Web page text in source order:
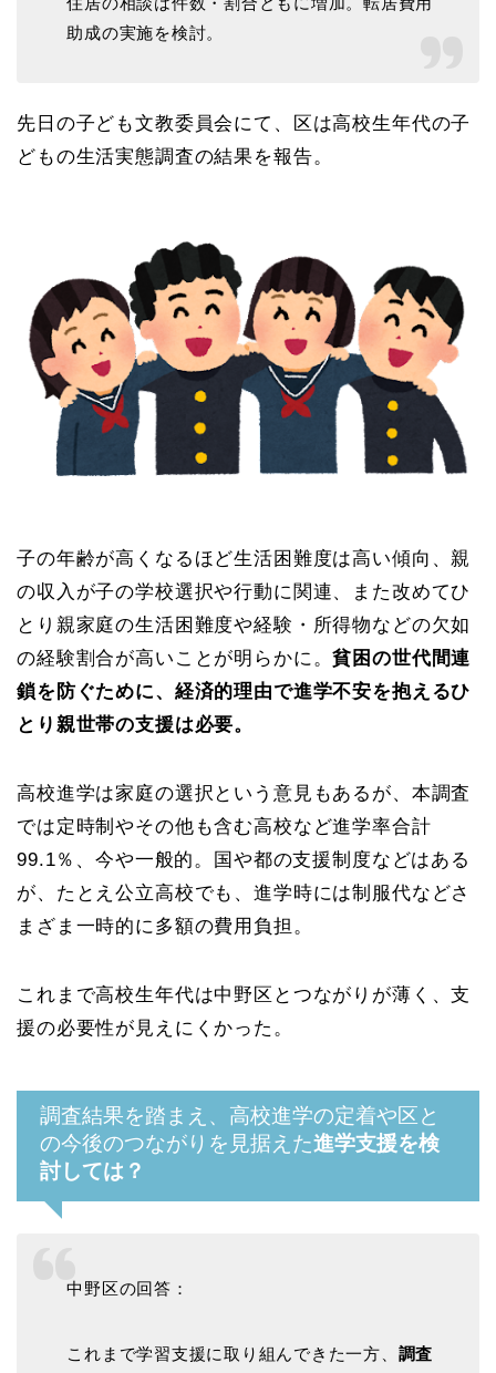
助成の実施を検討。
先日の子ども文教委員会にて、区は高校生年代の子
どもの生活実態調査の結果を報告。
子の年齢が高くなるほど生活困難度は高い傾向、親
の収入が子の学校選択や行動に関連、また改めてひ
とり親家庭の生活困難度や経験・所得物などの欠如
の経験割合が高いことが明らかに。貧困の世代間連
鎖を防ぐために、経済的理由で進学不安を抱えるひ
とり親世帯の支援は必要。
高校進学は家庭の選択という意見もあるが、本調査
では定時制やその他も含む高校など進学率合計
99.1％、今や一般的。国や都の支援制度などはある
が、たとえ公立高校でも、進学時には制服代などさ
まざま一時的に多額の費用負担。
これまで高校生年代は中野区とつながりが薄く、支
援の必要性が見えにくかった。
調査結果を踏まえ、高校進学の定着や区と
の今後のつながりを見据えた進学支援を検
討しては？
中野区の回答：
これまで学習支援に取り組んできた一方、 調査